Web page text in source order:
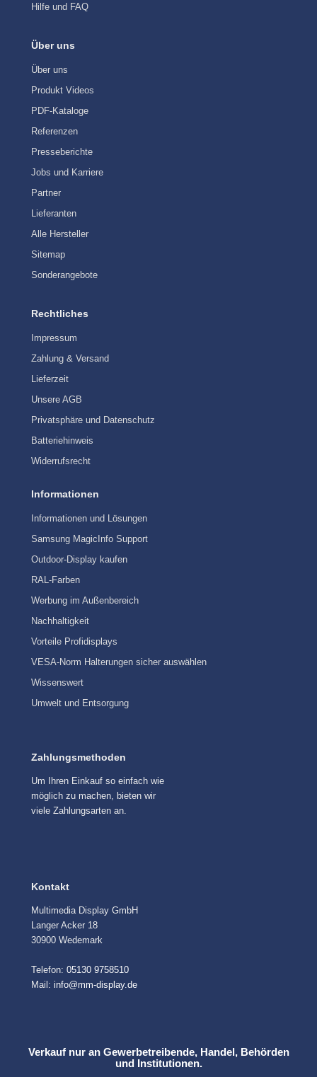
Hilfe und FAQ
Über uns
Über uns
Produkt Videos
PDF-Kataloge
Referenzen
Presseberichte
Jobs und Karriere
Partner
Lieferanten
Alle Hersteller
Sitemap
Sonderangebote
Rechtliches
Impressum
Zahlung & Versand
Lieferzeit
Unsere AGB
Privatsphäre und Datenschutz
Batteriehinweis
Widerrufsrecht
Informationen
Informationen und Lösungen
Samsung MagicInfo Support
Outdoor-Display kaufen
RAL-Farben
Werbung im Außenbereich
Nachhaltigkeit
Vorteile Profidisplays
VESA-Norm Halterungen sicher auswählen
Wissenswert
Umwelt und Entsorgung
Zahlungsmethoden
Um Ihren Einkauf so einfach wie
möglich zu machen, bieten wir
viele Zahlungsarten an.
Kontakt
Multimedia Display GmbH
Langer Acker 18
30900 Wedemark
Telefon: 05130 9758510
Mail: info@mm-display.de
Verkauf nur an Gewerbetreibende, Handel, Behörden
und Institutionen.